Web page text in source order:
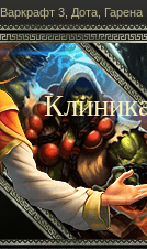
Варкрафт 3, Дота, Гарена